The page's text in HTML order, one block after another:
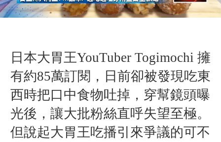
日本大胃王YouTuber Togimochi 擁
有約85萬訂閱，日前卻被發現吃東
西時把口中食物吐掉，穿幫鏡頭曝
光後，讓大批粉絲直呼失望至極。
但說起大胃王吃播引來爭議的可不